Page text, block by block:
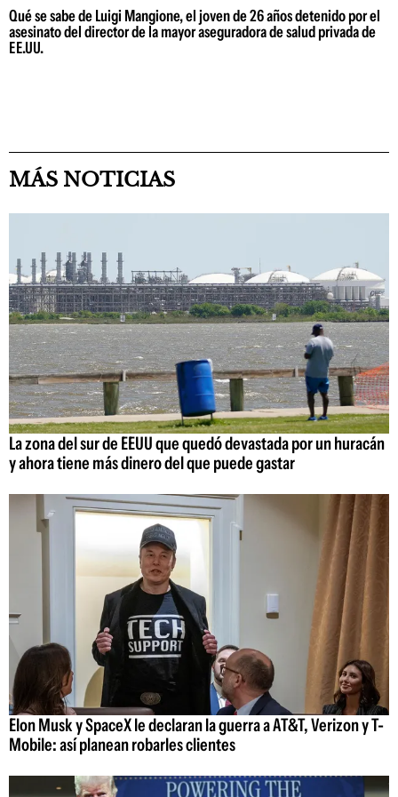
Qué se sabe de Luigi Mangione, el joven de 26 años detenido por el
asesinato del director de la mayor aseguradora de salud privada de
EE.UU.
MÁS NOTICIAS
La zona del sur de EEUU que quedó devastada por un huracán
y ahora tiene más dinero del que puede gastar
Elon Musk y SpaceX le declaran la guerra a AT&T, Verizon y T-
Mobile: así planean robarles clientes